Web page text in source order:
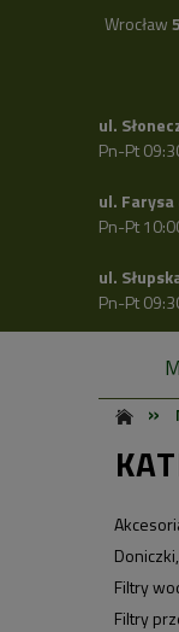
Wrocław
ul.
Pn-Pt
ul.
Pn-Pt
ul.
Pn-Pt
»
Filtry
Filtry